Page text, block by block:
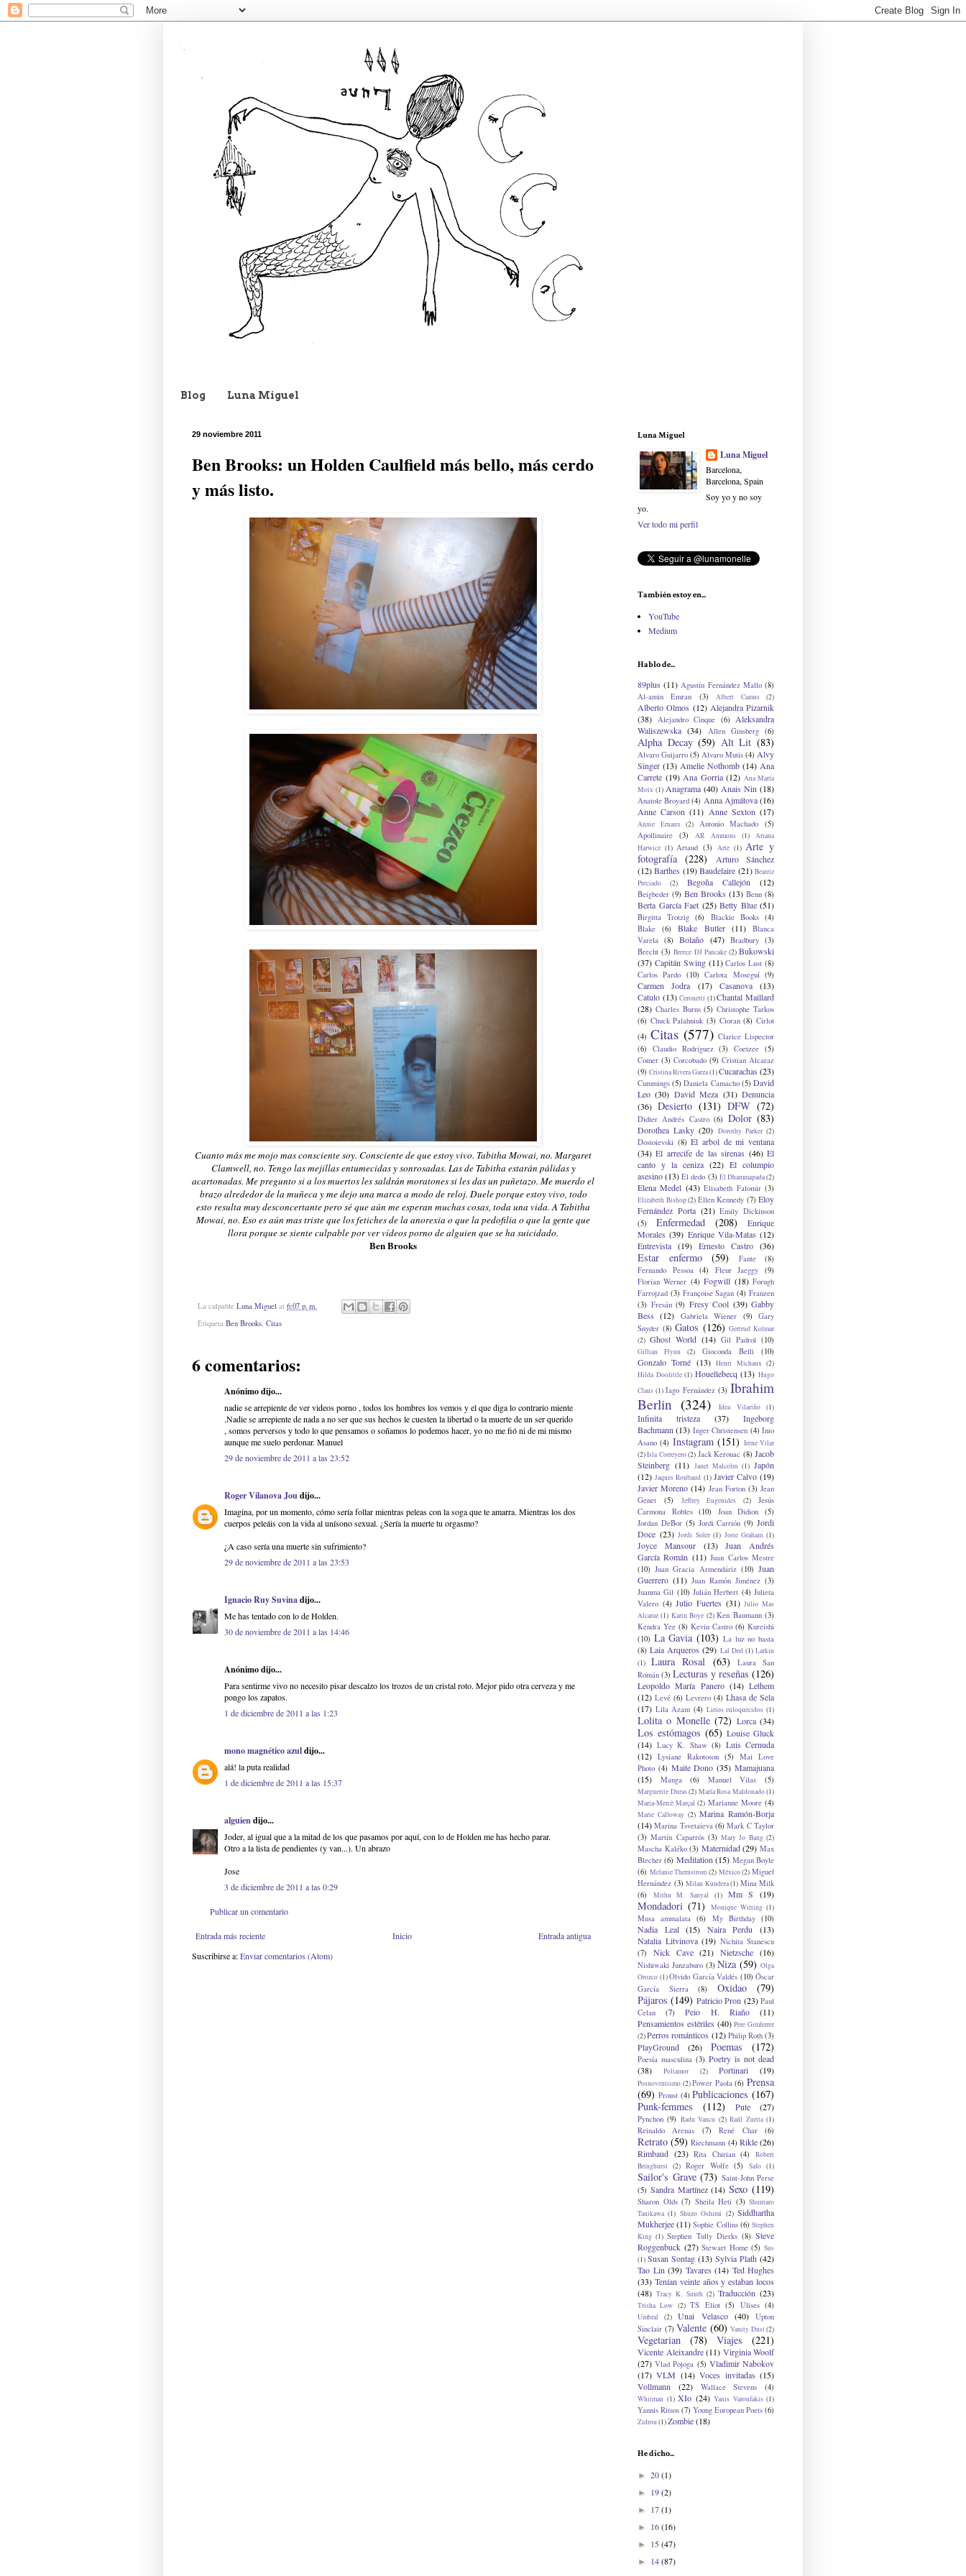
Blog Luna Miguel
29 noviembre 2011
Ben Brooks: un Holden Caulfield más bello, más cerdo
y más listo.
Cuanto más me mojo mas consciente soy. Consciente de que estoy vivo. Tabitha Mowai, no. Margaret
Clamwell, no. Tengo las mejillas entumecidas y sonrosadas. Las de Tabitha estarán pálidas y
acartonadas. Me pregunto si a los muertos les saldrán moratones si les das un puñetazo. Me muerdo el
brazo alrededor de la muñeca y me dejo una marca a modo de reloj. Duele porque estoy vivo, todo
esto resulta muy desconcertante pero sé que aún me esperan muchas cosas, toda una vida. A Tabitha
Mowai, no. Eso es aún mas triste que los fetiches de la anorexia o que la pedofilia o que la gente que
llora porque se siente culpable por ver vídeos porno de alguien que se ha suicidado.
Ben Brooks
La culpable Luna Miguel at 6:07 p. m.
Etiqueta Ben Brooks, Citas
6 comentarios:
Anónimo dijo...
nadie se arrepiente de ver videos porno , todos los hombres los vemos y el que diga lo contrario miente
.Nadie se arrepiente de nada a no ser que sus hechos le cuesten la libertad o la muerte de un ser querido
, somos perversos y todo lo que pensamos o soñamos lo podemos hacer, yo no me fió ni de mi mismo
aunque me suelo perdonar. Manuel
29 de noviembre de 2011 a las 23:52
Roger Vilanova Joudijo...
Imagina, por un momento, cómo sería follar mientras peleas con la soga que te amarra. Mientras los dos
cuerpos peleáis con la vida al unísono sexual. ¿Sería la muerte tu orgasmo?
¿A caso sería una muerte sin sufrimiento?
29 de noviembre de 2011 a las 23:53
Ignacio Ruy Suvinadijo...
Me has tentado con lo de Holden.
30 de noviembre de 2011 a las 14:46
Anónimo dijo...
Para sentirme vivo no necesito pisar descalzo los trozos de un cristal roto. Mejor pido otra cerveza y me
pongo los zapatos.
1 de diciembre de 2011 a las 1:23
mono magnético azuldijo...
alá! la puta realidad
1 de diciembre de 2011 a las 15:37
alguiendijo...
Joder, al igual que a la mitad de los que pasamos por aquí, con lo de Holden me has hecho parar.
Otro a la lista de pendientes (y van...). Un abrazo
Jose
3 de diciembre de 2011 a las 0:29
Publicar un comentario
Entrada más reciente Entrada antigua
Inicio
Suscribirse a:Enviar comentarios (Atom)
Luna Miguel
Luna Miguel
Barcelona,
Barcelona, Spain
Soy yo y no soy
yo.
Ver todo mi perfil
También estoy en...
YouTube
Medium
Hablo de...
89plus (11) Agustín Fernández Mallo (8)
Al-amin Emran
(3) Albert Camus (2)
Alberto Olmos (12) Alejandra Pizarnik
(38)
Alejandro Cinque (6)
Aleksandra
Waliszewska (34) Allen Ginsberg (6)
Alpha Decay (59) Alt Lit (83)
Alvaro Guijarro (5) Alvaro Mutis (4) Alvy
Singer (13) Amelie Nothomb (14) Ana
Carrete (19) Ana Gorria (12) Ana María
Moix (1) Anagrama (40) Anais Nin (18)
Anatole Broyard (4) Anna Ajmátova (16)
Anne Carson (11) Anne Sexton (17)
Annie Ernaux (2) Antonio Machado
(5)
Apollinaire
(3) AR Ammons (1)
Ariana
Harwicz (1) Artaud (3) Arte (1) Arte y
fotografía (228)
Arturo Sánchez
(12) Barthes (19) Baudelaire (21) Beatriz
Preciado
(2) Begoña Callejón (12)
Beigbeder (9) Ben Brooks (13) Benn (8)
Berta García Faet (25) Betty Blue (51)
Birgitta Trotzig (6) Blackie Books (4)
Blake
(6) Blake Butler (11)
Blanca
Varela
(8) Bolaño (47) Bradbury (3)
Brecht (3) Breece DJ Pancake (2) Bukowski
(37) Capitán Swing (11) Carlos Lust (8)
Carlos Pardo (10) Carlota Moseguí (9)
Carmen Jodra (17) Casanova
(13)
Catulo (13) Ceronetti (1) Chantal Maillard
(28) Charles Burns (5) Christophe Tarkos
(6) Chuck Palahniuk (3) Cioran (8) Cirlot
(4) Citas (577) Clarice Lispector
(6)
Claudio Rodríguez (3) Coetzee (5)
Comer (3) Corcobado (9) Cristian Alcaraz
(9) Cristina Rivera Garza(1)Cucarachas (23)
Cummings (5) Daniela Camacho (5) David
Leo (30) David Meza (31) Denuncia
(36) Desierto (131) DFW (72)
Didier Andrés Castro (6) Dolor (83)
Dorothea Lasky (20) Dorothy Parker (2)
Dostoievski (8) El arbol de mi ventana
(34) El arrecife de las sirenas (46) El
canto y la ceniza (22) El columpio
asesino(13) El dedo (3) El Dhammapada(2)
Elena Medel (43) Elisabeth Falomir (3)
Elizabeth Bishop(2) Ellen Kennedy (7) Eloy
Fernández Porta (21) Emily Dickinson
(5)
Enfermedad (208)
Enrique
Morales (39) Enrique Vila-Matas (12)
Entrevista (19) Ernesto Castro (36)
Estar enfermo (59) Fante
(8)
Fernando Pessoa
(4) Fleur Jaeggy
(9)
Florian Werner (4) Fogwill (18) Forugh
Farrojzad (3) Françoise Sagan (4) Franzen
(3) Fresán (9) Fresy Cool (39) Gabby
Bess (12) Gabriela Wiener (9)
Gary
Snyder (8) Gatos (126) Gertrud Kolmar
(2) Ghost World (14) Gil Padrol (10)
Gillian Flynn (2) Gioconda Belli (10)
Gonzalo Torné (13) Henri Michaux (2)
Hilda Doolittle (1) Houellebecq (13) Hugo
Claus (1) Iago Fernández (3) Ibrahim
Berlin (324) Idea Vilariño (1)
Infinita tristeza (37)
Ingeborg
Bachmann (13) Inger Christensen (4) Inio
Asano (4) Instagram (151) Irene Vilar
(2)Isla Correyero(2) Jack Kerouac (8) Jacob
Steinberg (11) Janet Malcolm (1) Japón
(12) Jaques Roubaud (1) Javier Calvo (19)
Javier Moreno (14) Jean Forton (3) Jean
Genet
(5) Jeffrey Eugenides (2)
Jesús
Carmona Robles
(10) Joan Didion
(5)
Jordan DeBor (5) Jordi Carrión (9) Jordi
Doce (23) Jordi Soler (1) Jorie Graham (1)
Joyce Mansour (13)
Juan Andrés
García Román (11) Juan Carlos Mestre
(10) Juan Gracia Armendáriz (10) Juan
Guerrero (11) Juan Ramón Jiménez (3)
Juanma Gil (10) Julián Herbert (4) Julieta
Valero (4) Julio Fuertes (31) Julio Mas
Alcaraz (1) Karin Boye (2) Ken Baumann (3)
Kendra Yee (8) Kevin Castro (6) Kureishi
(10) La Gavia (103) La luz no basta
(8) Laia Arqueros (29) Lal Ded (1) Larkin
(1)
Laura Rosal (63)
Laura San
Román (3) Lecturas y reseñas (126)
Leopoldo María Panero (14) Lethem
(12) Levé (6) Levrero (4) Lhasa de Sela
(17) Lila Azam (4) Lirios enloquecidos (1)
Lolita o Monelle (72) Lorca (34)
Los estómagos (65) Louise Gluck
(14) Lucy K. Shaw (8) Luis Cernuda
(12) Lysiane Rakotoson (5)
Mai Love
Photo (4) Maite Dono (35) Mamajuana
(15)
Manga (6) Manuel Vilas (5)
Marguerite Duras(2) María Rosa Maldonado(1)
Maria-Mercè Marçal (2) Marianne Moore (4)
Marie Calloway (2) Marina Ramón-Borja
(14) Marina Tsvetaieva (6) Mark C Taylor
(3) Martín Caparrós (3) Mary Jo Bang (2)
Mascha Kaléko (3) Maternidad (29) Max
Blecher (6) Meditation (15) Megan Boyle
(6) Melanie Thernstrom (2) México (2) Miguel
Hernández (3) Milan Kundera(1) Mina Milk
(6)
Mithu M. Sanyal (1) Mm S (19)
Mondadori (71) Monique Witting (1)
Musa ammalata (6) My Birthday (10)
Nadia Leal (15) Naira Perdu
(13)
Natalia Litvinova (19) Nichita Stanescu
(7)
Nick Cave (21) Nietzsche (16)
Nishiwaki Junzaburo (3) Niza (59) Olga
Orozco (1)Olvido García Valdés (10) Óscar
García Sierra
(8) Oxidao
(79)
Pájaros (149) Patricio Pron (23) Paul
Celan
(7) Peio H. Riaño
(11)
Pensamientos estériles (40) Pere Gimferrer
(2)Perros románticos (12) Philip Roth (3)
PlayGround (26) Poemas (172)
Poesía masculina (3) Poetry is not dead
(38)
Poliamor (2) Portinari (19)
Posnoventismo (2) Power Paola (6) Prensa
(69) Proust (4) Publicaciones (167)
Punk-femmes
(112) Pute (27)
Pynchon (9) Radu Vancu (2) Raúl Zurita (1)
Reinaldo Arenas (7) René Char (6)
Retrato (59) Riechmann (4) Rikle (26)
Rimbaud (23) Rita Chirian (4)
Robert
Bringhurst (2) Roger Wolfe (5) Safo (1)
Sailor's Grave (73) Saint-John Perse
(5) Sandra Martínez (14) Sexo (119)
Sharon Olds (7) Sheila Heti (3) Shuntaro
Tanikawa (1) Shuzo Oshimi (2) Siddhartha
Mukherjee (11) Sophie Collins (6) Stephen
King (1) Stephen Tully Dierks (8) Steve
Roggenbuck (27) Stewart Home (5) Sus
(1) Susan Sontag (13) Sylvia Plath (42)
Tao Lin (39) Tavares (14) Ted Hughes
(33) Tenían veinte años y estaban locos
(48) Tracy K. Smith (2) Traducción (23)
Trisha Low (2) TS Eliot (5) Ulises (4)
Umbral (2) Unai Velasco (40)
Upton
Sinclair (7) Valente (60) Vanity Dust(2)
Vegetarian (78) Viajes (221)
Vicente Aleixandre (11) Virginia Woolf
(27) Vlad Pojoga (5) Vladimir Nabokov
(17) VLM (14) Voces invitadas (15)
Vollmann
(22) Wallace Stevens (4)
Whitman (1) XIo (24) Yanis Varoufakis (1)
Yannis Ritsos (7) Young European Poets (6)
Zidrou(1)Zombie(18)
He dicho...
► 20(1)
► 19(2)
► 17(1)
► 16(16)
► 15(47)
► 14(87)